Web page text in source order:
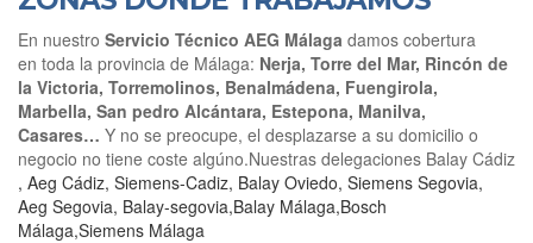
En nuestro Servicio Técnico AEG Málaga damos cobertura
en toda la provincia de Málaga: Nerja, Torre del Mar, Rincón de
la Victoria, Torremolinos, Benalmádena, Fuengirola,
Marbella, San pedro Alcántara, Estepona, Manilva,
Casares… Y no se preocupe, el desplazarse a su domicilio o
negocio no tiene coste algúno.Nuestras delegaciones Balay Cádiz
, Aeg Cádiz, Siemens-Cadiz, Balay Oviedo, Siemens Segovia,
Aeg Segovia, Balay-segovia,Balay Málaga,Bosch
Málaga,Siemens Málaga